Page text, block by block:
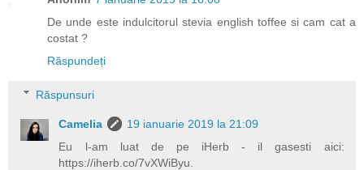
De unde este indulcitorul stevia english toffee si cam cat a
costat ?
Răspundeți
Răspunsuri
Camelia
19 ianuarie 2019 la 21:09
Eu l-am luat de pe iHerb - il gasesti aici:
https://iherb.co/7vXWiByu.